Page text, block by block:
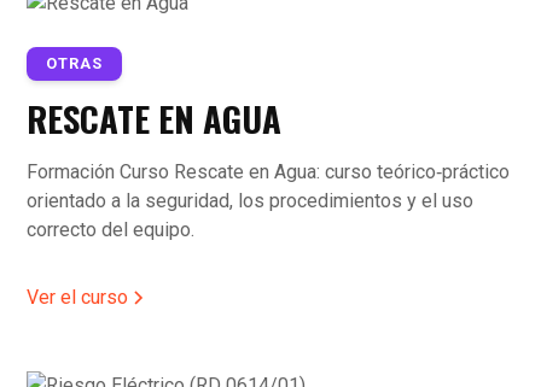
OTRAS
RESCATE EN AGUA
Formación Curso Rescate en Agua: curso teórico‑práctico
orientado a la seguridad, los procedimientos y el uso
correcto del equipo.
Ver el curso